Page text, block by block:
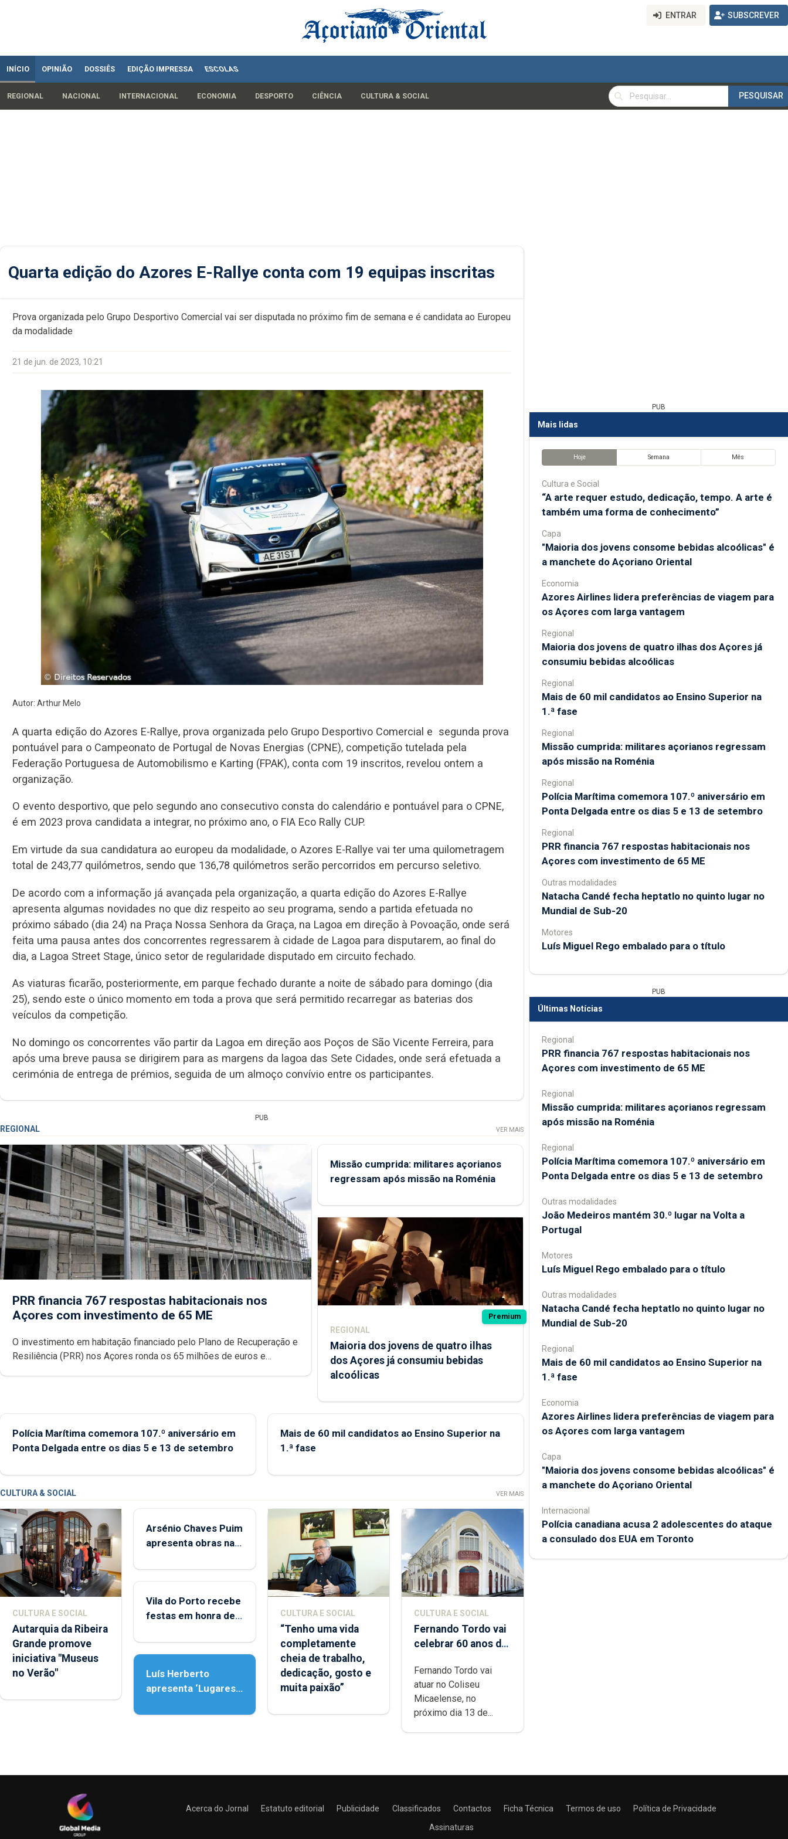
ENTRAR SUBSCREVER
INÍCIO OPINIÃO DOSSIÊS EDIÇÃO IMPRESSA ESCOLAS
REGIONAL NACIONAL INTERNACIONAL ECONOMIA DESPORTO CIÊNCIA CULTURA & SOCIAL
PESQUISAR
PESQUISAR
Quarta edição do Azores E-Rallye conta com 19 equipas inscritas
Prova organizada pelo Grupo Desportivo Comercial vai ser disputada no próximo fim de semana e é candidata ao Europeu
da modalidade
21 de jun. de 2023, 10:21
Autor: Arthur Melo
A quarta edição do Azores E-Rallye, prova organizada pelo Grupo Desportivo Comercial e segunda prova
pontuável para o Campeonato de Portugal de Novas Energias (CPNE), competição tutelada pela
Federação Portuguesa de Automobilismo e Karting (FPAK), conta com 19 inscritos, revelou ontem a
organização.
O evento desportivo, que pelo segundo ano consecutivo consta do calendário e pontuável para o CPNE,
é em 2023 prova candidata a integrar, no próximo ano, o FIA Eco Rally CUP.
Em virtude da sua candidatura ao europeu da modalidade, o Azores E-Rallye vai ter uma quilometragem
total de 243,77 quilómetros, sendo que 136,78 quilómetros serão percorridos em percurso seletivo.
De acordo com a informação já avançada pela organização, a quarta edição do Azores E-Rallye
apresenta algumas novidades no que diz respeito ao seu programa, sendo a partida efetuada no
próximo sábado (dia 24) na Praça Nossa Senhora da Graça, na Lagoa em direção à Povoação, onde será
feita uma pausa antes dos concorrentes regressarem à cidade de Lagoa para disputarem, ao final do
dia, a Lagoa Street Stage, único setor de regularidade disputado em circuito fechado.
As viaturas ficarão, posteriormente, em parque fechado durante a noite de sábado para domingo (dia
25), sendo este o único momento em toda a prova que será permitido recarregar as baterias dos
veículos da competição.
No domingo os concorrentes vão partir da Lagoa em direção aos Poços de São Vicente Ferreira, para
após uma breve pausa se dirigirem para as margens da lagoa das Sete Cidades, onde será efetuada a
cerimónia de entrega de prémios, seguida de um almoço convívio entre os participantes.
PUB
REGIONAL VER MAIS
PRR financia 767 respostas habitacionais nos
Açores com investimento de 65 ME
O investimento em habitação financiado pelo Plano de Recuperação e
Resiliência (PRR) nos Açores ronda os 65 milhões de euros e
Missão cumprida: militares açorianos
regressam após missão na Roménia
Premium
REGIONAL
Maioria dos jovens de quatro ilhas
dos Açores já consumiu bebidas
alcoólicas
Polícia Marítima comemora 107.º aniversário em
Ponta Delgada entre os dias 5 e 13 de setembro
Mais de 60 mil candidatos ao Ensino Superior na
1.ª fase
CULTURA & SOCIAL VER MAIS
CULTURA E SOCIAL
Autarquia da Ribeira
Grande promove
iniciativa "Museus
no Verão"
Arsénio Chaves Puim
apresenta obras na
Porto
Vila do Porto recebe
festas em honra de
Assunção
Luís Herberto
apresenta ‘Lugares
CULTURA E SOCIAL
“Tenho uma vida
completamente
cheia de trabalho,
dedicação, gosto e
muita paixão”
CULTURA E SOCIAL
Fernando Tordo vai
celebrar 60 anos de
Micaelense
Fernando Tordo vai
atuar no Coliseu
Micaelense, no
próximo dia 13 de...
PUB
Mais lidas
Hoje Semana Mês
Cultura e Social
“A arte requer estudo, dedicação, tempo. A arte é
também uma forma de conhecimento”
Capa
"Maioria dos jovens consome bebidas alcoólicas" é
a manchete do Açoriano Oriental
Economia
Azores Airlines lidera preferências de viagem para
os Açores com larga vantagem
Regional
Maioria dos jovens de quatro ilhas dos Açores já
consumiu bebidas alcoólicas
Regional
Mais de 60 mil candidatos ao Ensino Superior na
1.ª fase
Regional
Missão cumprida: militares açorianos regressam
após missão na Roménia
Regional
Polícia Marítima comemora 107.º aniversário em
Ponta Delgada entre os dias 5 e 13 de setembro
Regional
PRR financia 767 respostas habitacionais nos
Açores com investimento de 65 ME
Outras modalidades
Natacha Candé fecha heptatlo no quinto lugar no
Mundial de Sub-20
Motores
Luís Miguel Rego embalado para o título
PUB
Últimas Notícias
Regional
PRR financia 767 respostas habitacionais nos
Açores com investimento de 65 ME
Regional
Missão cumprida: militares açorianos regressam
após missão na Roménia
Regional
Polícia Marítima comemora 107.º aniversário em
Ponta Delgada entre os dias 5 e 13 de setembro
Outras modalidades
João Medeiros mantém 30.º lugar na Volta a
Portugal
Motores
Luís Miguel Rego embalado para o título
Outras modalidades
Natacha Candé fecha heptatlo no quinto lugar no
Mundial de Sub-20
Regional
Mais de 60 mil candidatos ao Ensino Superior na
1.ª fase
Economia
Azores Airlines lidera preferências de viagem para
os Açores com larga vantagem
Capa
"Maioria dos jovens consome bebidas alcoólicas" é
a manchete do Açoriano Oriental
Internacional
Polícia canadiana acusa 2 adolescentes do ataque
a consulado dos EUA em Toronto
Acerca do Jornal Estatuto editorial Publicidade Classificados Contactos Ficha Técnica Termos de uso
Política de Privacidade
Assinaturas